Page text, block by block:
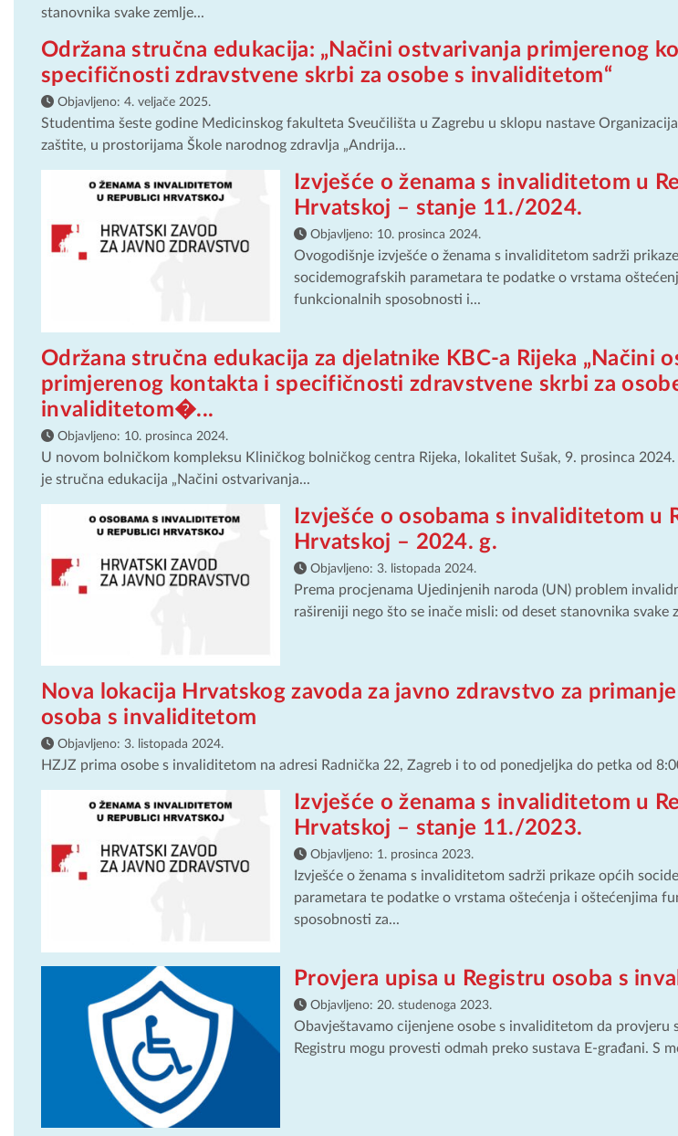
stanovnika svake zemlje...
Održana stručna edukacija: „Načini ostvarivanja primjerenog
specifičnosti zdravstvene skrbi za osobe s invaliditetom“
Objavljeno: 4. veljače 2025.
Studentima šeste godine Medicinskog fakulteta Sveučilišta u Zagrebu u sklopu nastave
zaštite, u prostorijama Škole narodnog zdravlja „Andrija...
Izvješće o ženama s invaliditetom u
Hrvatskoj – stanje 11./2024.
Objavljeno: 10. prosinca 2024.
Ovogodišnje izvješće o ženama s invaliditetom sadrži
socidemografskih parametara te podatke o vrstama
funkcionalnih sposobnosti i...
Održana stručna edukacija za djelatnike KBC-a Rijeka „Načini
primjerenog kontakta i specifičnosti zdravstvene skrbi za
invaliditetom�...
Objavljeno: 10. prosinca 2024.
U novom bolničkom kompleksu Kliničkog bolničkog centra Rijeka, lokalitet Sušak, 9. prosinca 2024.
je stručna edukacija „Načini ostvarivanja...
Izvješće o osobama s invaliditetom u
Hrvatskoj – 2024. g.
Objavljeno: 3. listopada 2024.
Prema procjenama Ujedinjenih naroda (UN) problem
rašireniji nego što se inače misli: od deset stanovnika svake
Nova lokacija Hrvatskog zavoda za javno zdravstvo za
osoba s invaliditetom
Objavljeno: 3. listopada 2024.
HZJZ prima osobe s invaliditetom na adresi Radnička 22, Zagreb i to od ponedjeljka do petka od
Izvješće o ženama s invaliditetom u
Hrvatskoj – stanje 11./2023.
Objavljeno: 1. prosinca 2023.
Izvješće o ženama s invaliditetom sadrži prikaze općih
parametara te podatke o vrstama oštećenja i oštećenjima
sposobnosti za...
Provjera upisa u Registru osoba s
Objavljeno: 20. studenoga 2023.
Obavještavamo cijenjene osobe s invaliditetom da provjeru
Registru mogu provesti odmah preko sustava E-građani. S